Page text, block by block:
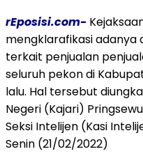
rEposisi.com-
mengklarafikasi adanya
terkait penjualan
seluruh pekon di
lalu. Hal tersebut
Negeri (Kajari)
Seksi Intelijen (Kasi
Senin (21/02/2022)